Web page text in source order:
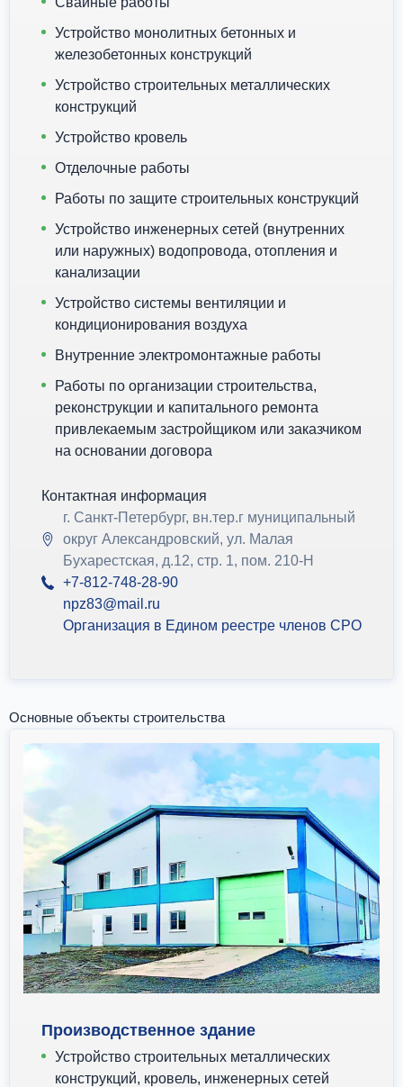
Устройство монолитных бетонных и
железобетонных конструкций
Устройство строительных металлических
конструкций
Устройство кровель
Отделочные работы
Работы по защите строительных конструкций
Устройство инженерных сетей (внутренних
или наружных) водопровода, отопления и
канализации
Устройство системы вентиляции и
кондиционирования воздуха
Внутренние электромонтажные работы
Работы по организации строительства,
реконструкции и капитального ремонта
привлекаемым застройщиком или заказчиком
на основании договора
Контактная информация
г. Санкт-Петербург, вн.тер.г муниципальный
округ Александровский, ул. Малая
Бухарестская, д.12, стр. 1, пом. 210-Н
+7-812-748-28-90
npz83@mail.ru
Организация в Едином реестре членов СРО
Основные объекты строительства
Производственное здание
Устройство строительных металлических
конструкций, кровель, инженерных сетей